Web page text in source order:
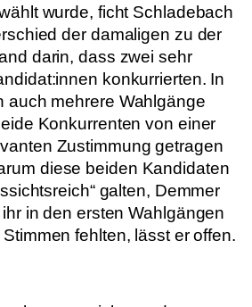
wurde, ficht Schladebach
der damaligen zu der
darin, dass zwei sehr
konkurrierten. In
auch mehrere Wahlgänge
Konkurrenten von einer
Zustimmung getragen
diese beiden Kandidaten
galten, Demmer
in den ersten Wahlgängen
fehlten, lässt er offen.